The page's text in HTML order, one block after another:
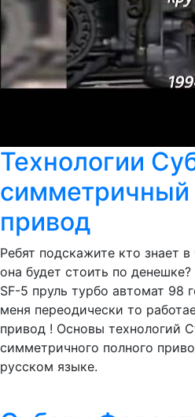
Технологии
привод
Ребят подскажите кто знает
она будет стоить по
SF-5 пруль турбо автомат 98
меня переодически то
привод ! Основы технологий
симметричного полного
русском языке.